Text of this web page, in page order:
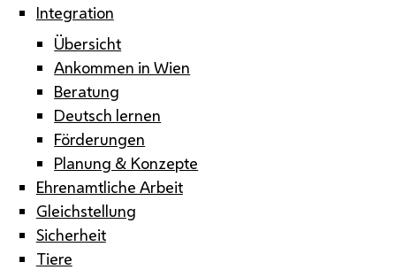
Integration
Übersicht
Ankommen in Wien
Beratung
Deutsch lernen
Förderungen
Planung & Konzepte
Ehrenamtliche Arbeit
Gleichstellung
Sicherheit
Tiere